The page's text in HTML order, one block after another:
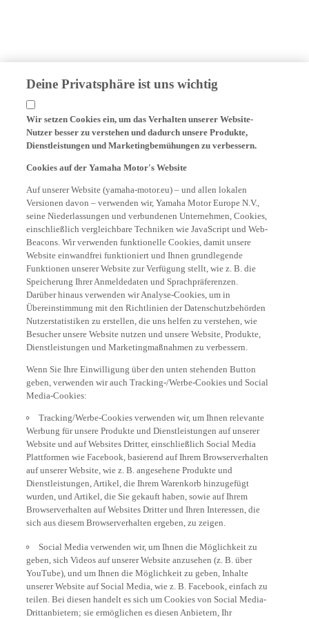
Deine Privatsphäre ist uns wichtig
Wir setzen Cookies ein, um das Verhalten unserer Website-
Nutzer besser zu verstehen und dadurch unsere Produkte,
Dienstleistungen und Marketingbemühungen zu verbessern.
Cookies auf der Yamaha Motor's Website
Auf unserer Website (yamaha-motor.eu) – und allen lokalen
Versionen davon – verwenden wir, Yamaha Motor Europe N.V.,
seine Niederlassungen und verbundenen Unternehmen, Cookies,
einschließlich vergleichbare Techniken wie JavaScript und Web-
Beacons. Wir verwenden funktionelle Cookies, damit unsere
Website einwandfrei funktioniert und Ihnen grundlegende
Funktionen unserer Website zur Verfügung stellt, wie z. B. die
Speicherung Ihrer Anmeldedaten und Sprachpräferenzen.
Darüber hinaus verwenden wir Analyse-Cookies, um in
Übereinstimmung mit den Richtlinien der Datenschutzbehörden
Nutzerstatistiken zu erstellen, die uns helfen zu verstehen, wie
Besucher unsere Website nutzen und unsere Website, Produkte,
Dienstleistungen und Marketingmaßnahmen zu verbessern.
Wenn Sie Ihre Einwilligung über den unten stehenden Button
geben, verwenden wir auch Tracking-/Werbe-Cookies und Social
Media-Cookies:
Tracking/Werbe-Cookies verwenden wir, um Ihnen relevante
Werbung für unsere Produkte und Dienstleistungen auf unserer
Website und auf Websites Dritter, einschließlich Social Media
Plattformen wie Facebook, basierend auf Ihrem Browserverhalten
auf unserer Website, wie z. B. angesehene Produkte und
Dienstleistungen, Artikel, die Ihrem Warenkorb hinzugefügt
wurden, und Artikel, die Sie gekauft haben, sowie auf Ihrem
Browserverhalten auf Websites Dritter und Ihren Interessen, die
sich aus diesem Browserverhalten ergeben, zu zeigen.
Social Media verwenden wir, um Ihnen die Möglichkeit zu
geben, sich Videos auf unserer Website anzusehen (z. B. über
YouTube), und um Ihnen die Möglichkeit zu geben, Inhalte
unserer Website auf Social Media, wie z. B. Facebook, einfach zu
teilen. Bei diesen handelt es sich um Cookies von Social Media-
Drittanbietern; sie ermöglichen es diesen Anbietern, Ihr